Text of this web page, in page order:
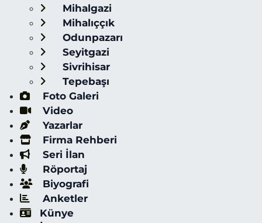
Mihalgazi
Mihalıççık
Odunpazarı
Seyitgazi
Sivrihisar
Tepebaşı
Foto Galeri
Video
Yazarlar
Firma Rehberi
Seri İlan
Röportaj
Biyografi
Anketler
Künye